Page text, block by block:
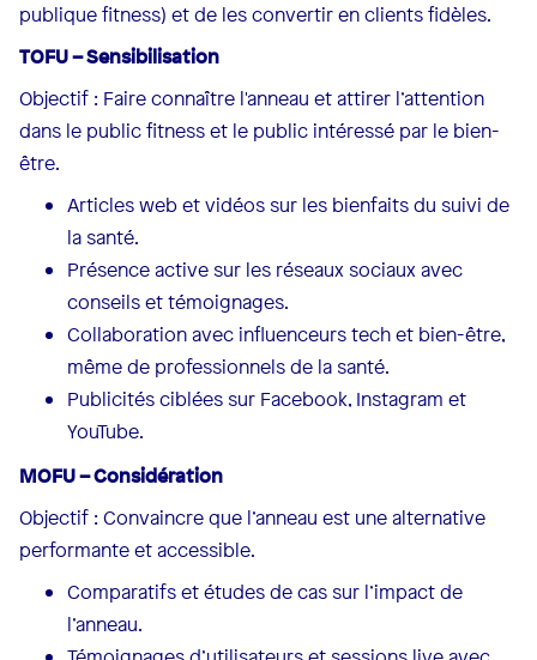
publique fitness) et de les convertir en clients fidèles.
TOFU – Sensibilisation
Objectif : Faire connaître l'anneau et attirer l’attention
dans le public fitness et le public intéressé par le bien-
être.
Articles web et vidéos sur les bienfaits du suivi de
la santé.
Présence active sur les réseaux sociaux avec
conseils et témoignages.
Collaboration avec influenceurs tech et bien-être,
même de professionnels de la santé.
Publicités ciblées sur Facebook, Instagram et
YouTube.
MOFU – Considération
Objectif : Convaincre que l’anneau est une alternative
performante et accessible.
Comparatifs et études de cas sur l’impact de
l’anneau.